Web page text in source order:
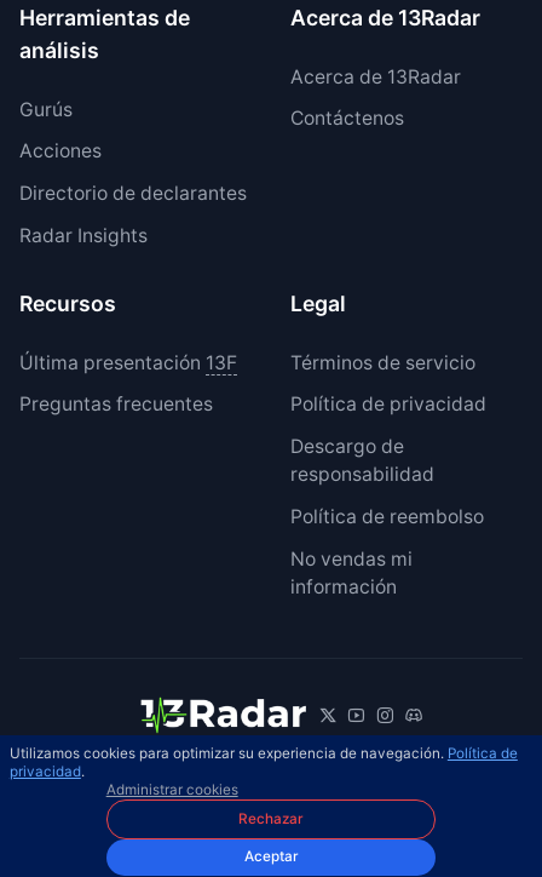
Herramientas de
análisis
Gurús
Acciones
Directorio de declarantes
Radar Insights
Acerca de 13Radar
Acerca de 13Radar
Contáctenos
Recursos
Última presentación 13F
Preguntas frecuentes
Legal
Términos de servicio
Política de privacidad
Descargo de
responsabilidad
Política de reembolso
No vendas mi
información
© 2026 13Radar. Reservados todos los
derechos.
Utilizamos cookies para optimizar su experiencia de navegación. Política de
privacidad.
Administrar cookies
Rechazar
Aceptar